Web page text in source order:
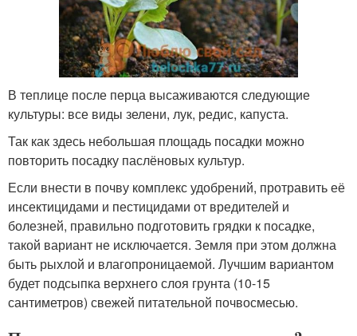
В теплице после перца высаживаются следующие
культуры: все виды зелени, лук, редис, капуста.
Так как здесь небольшая площадь посадки можно
повторить посадку паслёновых культур.
Если внести в почву комплекс удобрений, протравить её
инсектицидами и пестицидами от вредителей и
болезней, правильно подготовить грядки к посадке,
такой вариант не исключается. Земля при этом должна
быть рыхлой и влагопроницаемой. Лучшим вариантом
будет подсыпка верхнего слоя грунта (10-15
сантиметров) свежей питательной почвосмесью.